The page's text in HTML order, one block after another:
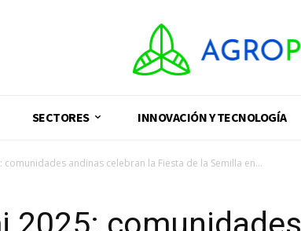
SECTORES INNOVACIÓN Y TECNOLOGÍA
comunidades andinas celebran la Fiesta de la Semilla en...